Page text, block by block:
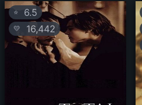
⭐ 6.5
💛 16,442